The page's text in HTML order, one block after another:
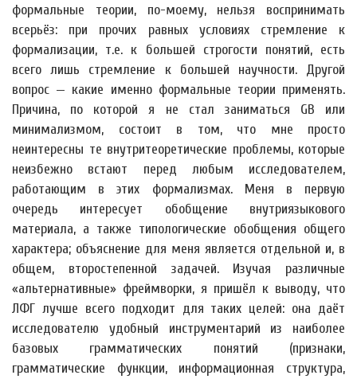
формальные теории, по-моему, нельзя воспринимать
всерьёз: при прочих равных условиях стремление к
формализации, т.е. к большей строгости понятий, есть
всего лишь стремление к большей научности. Другой
вопрос — какие именно формальные теории применять.
Причина, по которой я не стал заниматься GB или
минимализмом, состоит в том, что мне просто
неинтересны те внутритеоретические проблемы, которые
неизбежно встают перед любым исследователем,
работающим в этих формализмах. Меня в первую
очередь интересует обобщение внутриязыкового
материала, а также типологические обобщения общего
характера; объяснение для меня является отдельной и, в
общем, второстепенной задачей. Изучая различные
«альтернативные» фреймворки, я пришёл к выводу, что
ЛФГ лучше всего подходит для таких целей: она даёт
исследователю удобный инструментарий из наиболее
базовых грамматических понятий (признаки,
грамматические функции, информационная структура,